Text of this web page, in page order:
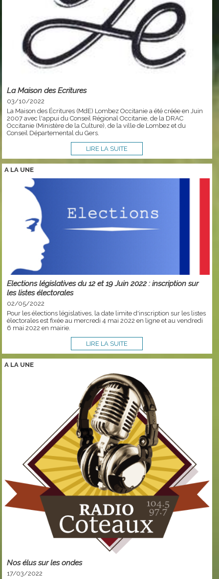
La Maison des Ecritures
03/10/2022
La Maison des Écritures (MdE) Lombez Occitanie a été créée en Juin
2007 avec l'appui du Conseil Régional Occitanie, de la DRAC
Occitanie (Ministère de la Culture), de la ville de Lombez et du
Conseil Départemental du Gers.
LIRE LA SUITE
A LA UNE
Elections législatives du 12 et 19 Juin 2022 : inscription sur
les listes électorales
02/05/2022
Pour les élections législatives, la date limite d'inscription sur les listes
électorales est fixée au mercredi 4 mai 2022 en ligne et au vendredi
6 mai 2022 en mairie.
LIRE LA SUITE
A LA UNE
Nos élus sur les ondes
17/03/2022